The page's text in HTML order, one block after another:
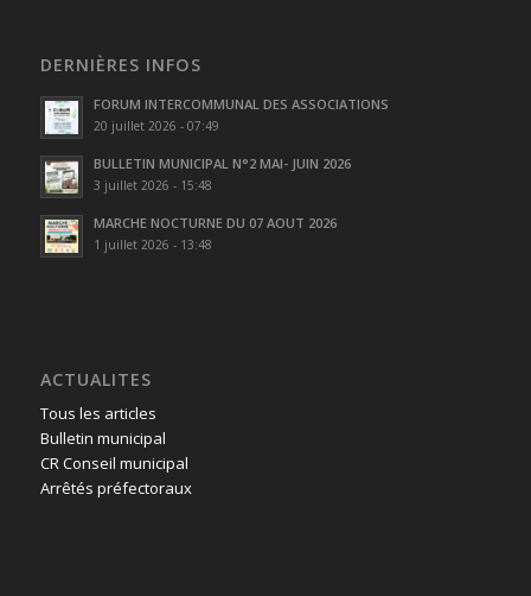
DERNIÈRES INFOS
FORUM INTERCOMMUNAL DES ASSOCIATIONS
20 juillet 2026 - 07:49
BULLETIN MUNICIPAL N°2 MAI- JUIN 2026
3 juillet 2026 - 15:48
MARCHE NOCTURNE DU 07 AOUT 2026
1 juillet 2026 - 13:48
ACTUALITES
Tous les articles
Bulletin municipal
CR Conseil municipal
Arrêtés préfectoraux